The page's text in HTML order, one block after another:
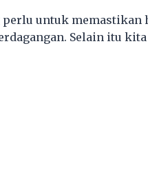
perlu untuk
Selain itu